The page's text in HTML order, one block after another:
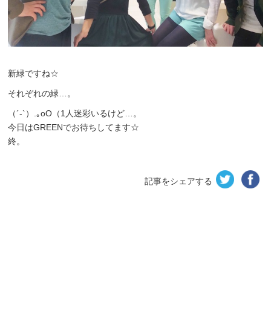
新緑ですね☆
それぞれの緑…。
（´-`）.｡oO（1人迷彩いるけど…。
今日はGREENでお待ちしてます☆
終。
記事をシェアする